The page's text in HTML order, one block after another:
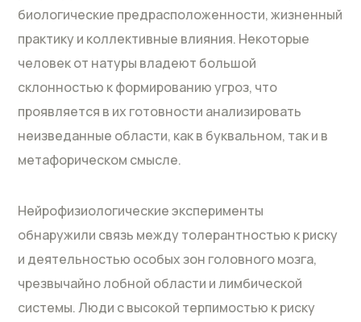
биологические предрасположенности, жизненный
практику и коллективные влияния. Некоторые
человек от натуры владеют большой
склонностью к формированию угроз, что
проявляется в их готовности анализировать
неизведанные области, как в буквальном, так и в
метафорическом смысле.
Нейрофизиологические эксперименты
обнаружили связь между толерантностью к риску
и деятельностью особых зон головного мозга,
чрезвычайно лобной области и лимбической
системы. Люди с высокой терпимостью к риску